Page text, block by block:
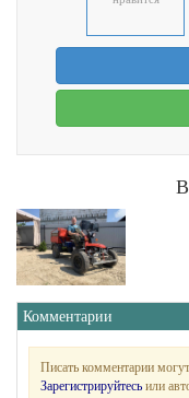
Комментарии
Писать комментарии
Зарегистрируйтесь или